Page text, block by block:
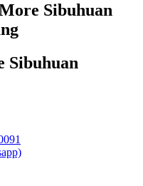
Sibuhuan
Sibuhuan